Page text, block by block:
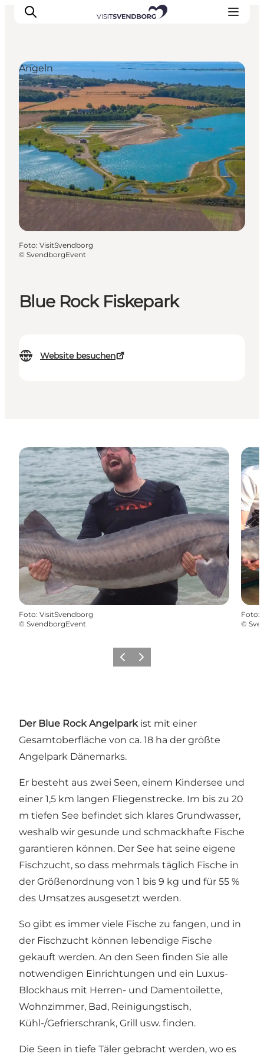
Veranstaltungen
Essen und Trinken
Shopping in Svendborg
Übernachtung
Den Urlaub planen
Blue Rock Fiskepark
Website besuchen
Angeln
Foto: VisitSvendborg
© SvendborgEvent
Foto: VisitSvendborg
© SvendborgEvent
Foto:
©
Vorherige Folie
Nächste Folie
Der Blue Rock Angelpark ist mit einer
Gesamtoberfläche von ca. 18 ha der größte
Angelpark Dänemarks.
Er besteht aus zwei Seen, einem Kindersee und
einer 1,5 km langen Fliegenstrecke. Im bis zu 20
m tiefen See befindet sich klares Grundwasser,
weshalb wir gesunde und schmackhafte Fische
garantieren können. Der See hat seine eigene
Fischzucht, so dass mehrmals täglich Fische in
der Größenordnung von 1 bis 9 kg und für 55 %
des Umsatzes ausgesetzt werden.
So gibt es immer viele Fische zu fangen, und in
der Fischzucht können lebendige Fische
gekauft werden. An den Seen finden Sie alle
notwendigen Einrichtungen und ein Luxus-
Blockhaus mit Herren- und Damentoilette,
Wohnzimmer, Bad, Reinigungstisch,
Kühl-/Gefrierschrank, Grill usw. finden.
Die Seen in tiefe Täler gebracht werden, wo es